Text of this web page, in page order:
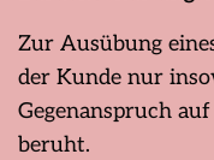
Zur Ausübung
der Kunde nur
Gegenanspruch
beruht.